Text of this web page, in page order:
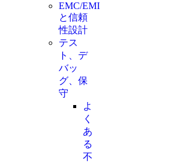
EMC/EMI
と信頼
性設計
テス
ト、デ
バッ
グ、保
守
よ
く
あ
る
不